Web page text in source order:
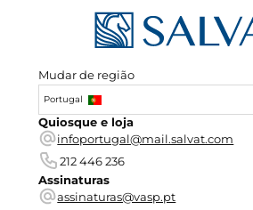
Mudar de região
Portugal
Quiosque e loja
infoportugal@mail.salvat.com
212 446 236
Assinaturas
assinaturas@vasp.pt